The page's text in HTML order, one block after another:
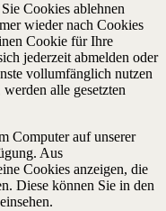
Cookies ablehnen
wieder nach Cookies
Cookie für Ihre
jederzeit abmelden oder
vollumfänglich nutzen
alle gesetzten
Computer auf unserer
Aus
Cookies anzeigen, die
Diese können Sie in den